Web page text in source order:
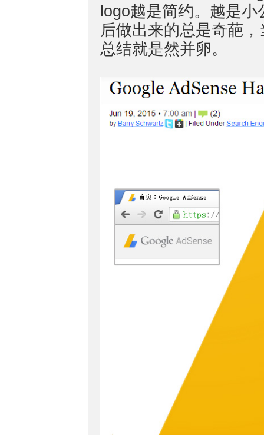
logo越是简约。越是
后做出来的总是奇葩
总结就是然并卵。